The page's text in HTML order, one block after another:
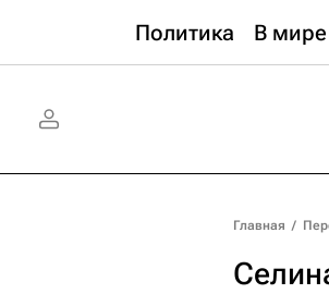
Политика В мире
Главная /